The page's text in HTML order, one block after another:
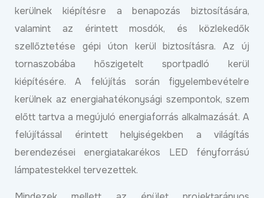
kerülnek kiépítésre a benapozás biztosítására,
valamint az érintett mosdók, és közlekedők
szellőztetése gépi úton kerül biztosításra. Az új
tornaszobába hőszigetelt sportpadló kerül
kiépítésére. A felújítás során figyelembevételre
kerülnek az energiahatékonysági szempontok, szem
előtt tartva a megújuló energiaforrás alkalmazását. A
felújítással érintett helyiségekben a világítás
berendezései energiatakarékos LED fényforrású
lámpatestekkel tervezettek.